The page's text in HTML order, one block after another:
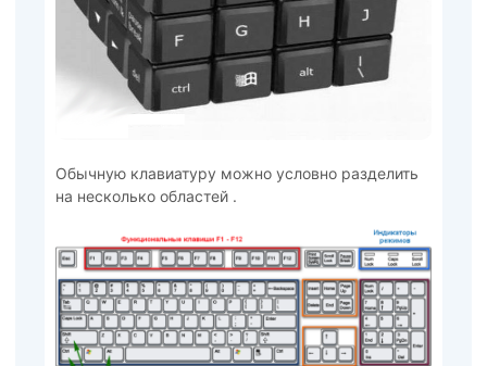
Обычную клавиатуру можно условно разделить
на несколько областей .